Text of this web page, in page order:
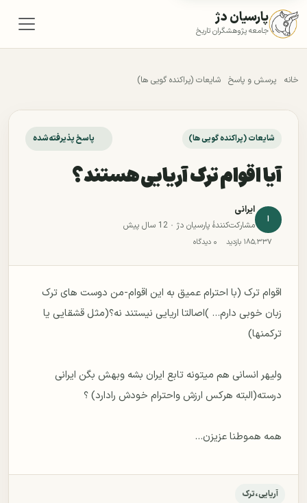
پارسیان دژ
جامعه پژوهشگران تاریخ
خانه پرسش و پاسخ شایعات (پراکنده گویی ها)
شایعات (پراکنده گویی ها) پاسخ پذیرفته‌شده
آیا اقوام ترک آریایی هستند؟
ا
ایرانی
مشارکت‌کنندهٔ پارسیان دژ ·12 سال پیش
۱۸۵٬۳۳۷ بازدید ۰ دیدگاه
اقوام ترک (با احترام عمیق به این اقوام-من دوست های ترک
زبان خوبی دارم... )اصالتا اریایی نیستند نه؟(مثل قشقایی یا
ولیهر انسانی هم میتونه تابع ایران بشه وبهش بگن ایرانی
همه هموطنا عزیزن...
آریایی،ترک